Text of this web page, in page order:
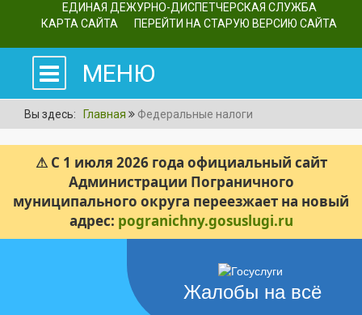
ЕДИНАЯ ДЕЖУРНО-ДИСПЕТЧЕРСКАЯ СЛУЖБА
КАРТА САЙТА
ПЕРЕЙТИ НА СТАРУЮ ВЕРСИЮ САЙТА
МЕНЮ
Вы здесь: Главная Федеральные налоги
⚠ С 1 июля 2026 года официальный сайт
Администрации Пограничного
муниципального округа переезжает на новый
адрес: pogranichny.gosuslugi.ru
Жалобы на всё